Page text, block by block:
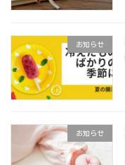
お知らせ
お知らせ